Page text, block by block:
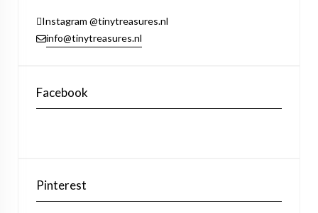
Instagram @tinytreasures.nl
info@tinytreasures.nl
Facebook
Pinterest